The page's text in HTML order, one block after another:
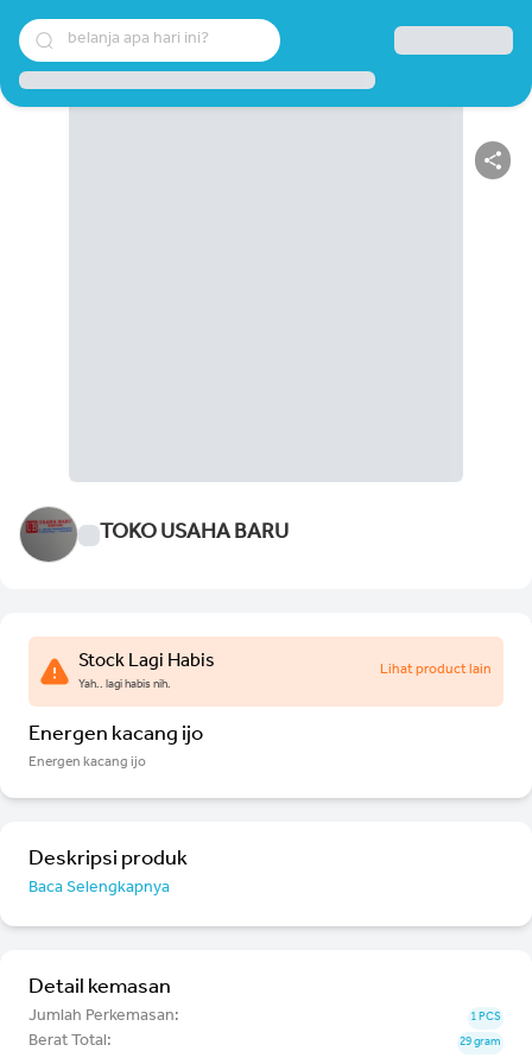
belanja apa hari ini?
TOKO USAHA BARU
Stock Lagi Habis
Yah.. lagi habis nih.
Lihat product lain
Energen kacang ijo
Energen kacang ijo
Deskripsi produk
Baca Selengkapnya
Detail kemasan
Jumlah Perkemasan: 1 PCS
Berat Total: 29 gram